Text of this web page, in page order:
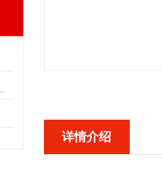
详情介绍